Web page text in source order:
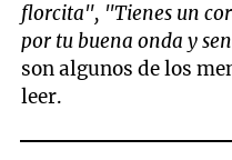
florcita", "Tienes un
por tu buena onda y
son algunos de los
leer.